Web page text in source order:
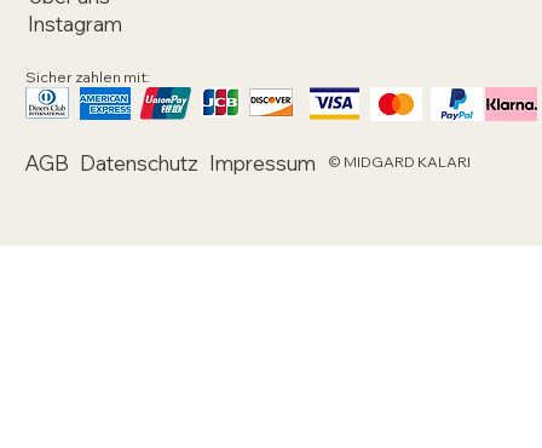
Instagram
Sicher zahlen mit:
AGB Datenschutz Impressum © MIDGARD KALARI